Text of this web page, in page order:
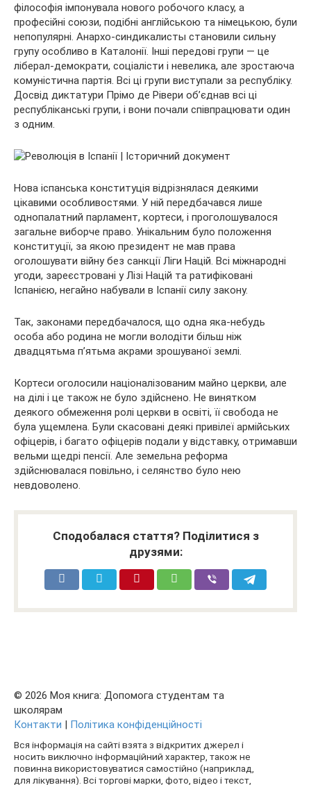
філософія імпонувала нового робочого класу, а
професійні союзи, подібні англійською та німецькою, були
непопулярні. Анархо-синдикалисты становили сильну
групу особливо в Каталонії. Інші передові групи — це
ліберал-демократи, соціалісти і невелика, але зростаюча
комуністична партія. Всі ці групи виступали за республіку.
Досвід диктатури Прімо де Рівери об’єднав всі ці
республіканські групи, і вони почали співпрацювати один
з одним.
Нова іспанська конституція відрізнялася деякими
цікавими особливостями. У ній передбачався лише
однопалатний парламент, кортеси, і проголошувалося
загальне виборче право. Унікальним було положення
конституції, за якою президент не мав права
оголошувати війну без санкції Ліги Націй. Всі міжнародні
угоди, зареєстровані у Лізі Націй та ратифіковані
Іспанією, негайно набували в Іспанії силу закону.
Так, законами передбачалося, що одна яка-небудь
особа або родина не могли володіти більш ніж
двадцятьма п’ятьма акрами зрошуваної землі.
Кортеси оголосили націоналізованим майно церкви, але
на ділі і це також не було здійснено. Не винятком
деякого обмеження ролі церкви в освіті, її свобода не
була ущемлена. Були скасовані деякі привілеї армійських
офіцерів, і багато офіцерів подали у відставку, отримавши
вельми щедрі пенсії. Але земельна реформа
здійснювалася повільно, і селянство було нею
невдоволено.
Сподобалася стаття? Поділитися з
друзями:
© 2026 Моя книга: Допомога студентам та
школярам
Контакти | Політика конфіденційності
Вся інформація на сайті взята з відкритих джерел і
носить виключно інформаційний характер, також не
повинна використовуватися самостійно (наприклад,
для лікування). Всі торгові марки, фото, відео і текст,